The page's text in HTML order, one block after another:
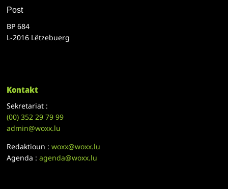
Post
BP 684
L-2016 Lëtzebuerg
Kontakt
Sekretariat :
(00)352 29 79 99
admin@woxx.lu
Redaktioun :woxx@woxx.lu
Agenda :agenda@woxx.lu